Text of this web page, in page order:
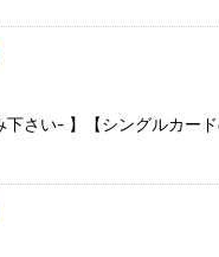
下さい- 】【シングルカ